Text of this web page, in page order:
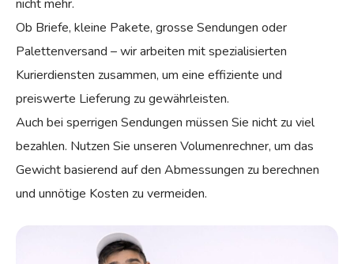
nicht mehr.
Ob Briefe, kleine Pakete, grosse Sendungen oder
Palettenversand – wir arbeiten mit spezialisierten
Kurierdiensten zusammen, um eine effiziente und
preiswerte Lieferung zu gewährleisten.
Auch bei sperrigen Sendungen müssen Sie nicht zu viel
bezahlen. Nutzen Sie unseren Volumenrechner, um das
Gewicht basierend auf den Abmessungen zu berechnen
und unnötige Kosten zu vermeiden.